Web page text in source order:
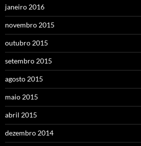
janeiro 2016
novembro 2015
outubro 2015
setembro 2015
agosto 2015
maio 2015
abril 2015
dezembro 2014